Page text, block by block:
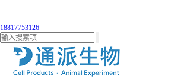
18817753126